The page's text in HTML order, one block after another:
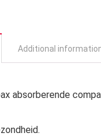
Additional
absorberende